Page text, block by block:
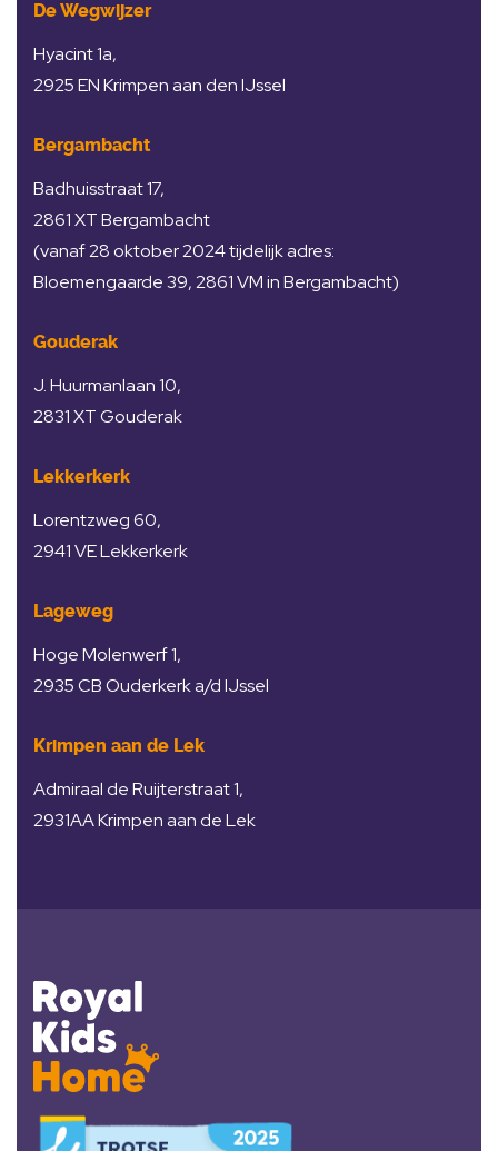
De Wegwijzer
Hyacint 1a,
2925 EN Krimpen aan den IJssel
Bergambacht
Badhuisstraat 17,
2861 XT Bergambacht
(vanaf 28 oktober 2024 tijdelijk adres:
Bloemengaarde 39, 2861 VM in Bergambacht)
Gouderak
J. Huurmanlaan 10,
2831 XT Gouderak
Lekkerkerk
Lorentzweg 60,
2941 VE Lekkerkerk
Lageweg
Hoge Molenwerf 1,
2935 CB Ouderkerk a/d IJssel
Krimpen aan de Lek
Admiraal de Ruijterstraat 1,
2931AA Krimpen aan de Lek